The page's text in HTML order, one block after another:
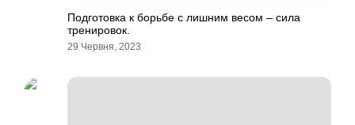
Подготовка к борьбе с лишним весом – сила
тренировок.
29 Червня, 2023